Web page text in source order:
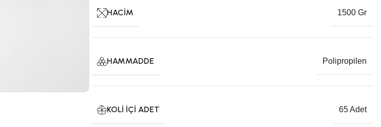
HACIM 1500 Gr
HAMMADDE Polipropilen
KOLI İÇI ADET 65 Adet